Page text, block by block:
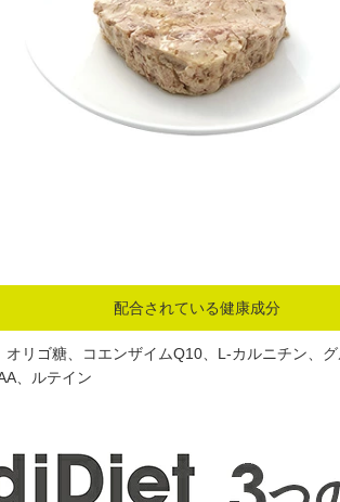
配合されている健康成分
オリゴ糖、コエンザイムQ10、L-カルニチン、
、ルテイン